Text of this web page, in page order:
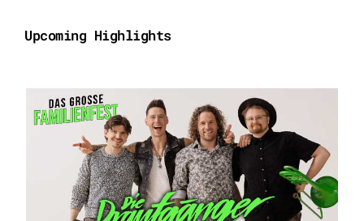
Upcoming Highlights